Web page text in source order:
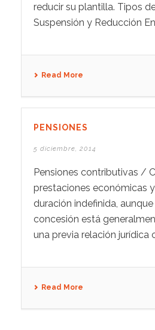
reducir su plantilla. Tipos
Suspensión y Reducción En
Read More
PENSIONES
5 diciembre, 2014
Pensiones contributivas /
prestaciones económicas
duración indefinida,
concesión está
una previa relación jurídica
Read More